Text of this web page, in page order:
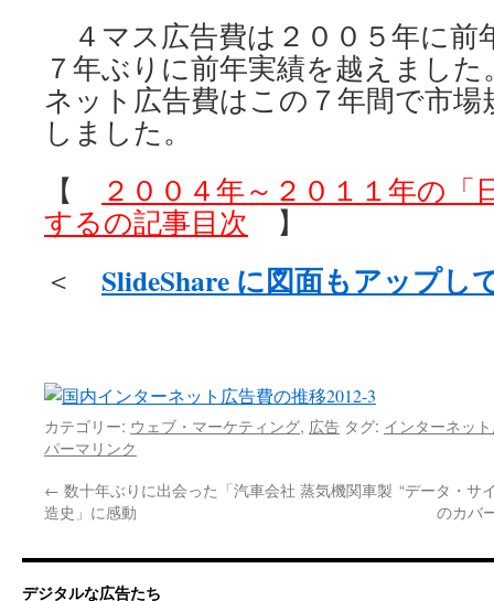
４マス広告費は２００５年に前
７年ぶりに前年実績を越えまし
ネット広告費はこの７年間で市場
しました。
【
２００４年～２０１１年の「
するの記事目次 】
＜ SlideShare に図面もアップし
カテゴリー: ウェブ・マーケティング, 広告 タグ: インターネッ
パーマリンク
← 数十年ぶりに出会った「汽車会社 蒸気機関車製
造史」に感動
“データ・サ
のカバ
デジタルな広告たち